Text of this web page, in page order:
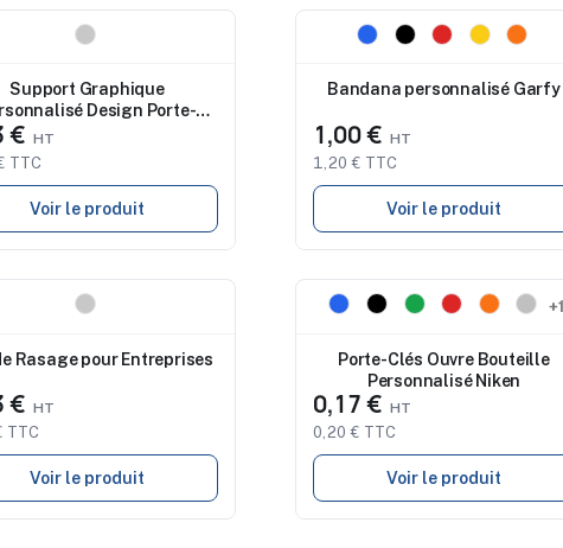
Support Graphique
Design Porte-
Hyrokin pas cher
€
TTC
Voir le produit
Nouveau
Bandana personnalisé Garfy
1,00 €
1,20 € TTC
Voir le produit
Rasage pour Entreprises
€
TTC
Voir le produit
Nouveau +1
Porte-Clés Ouvre Bouteille
Personnalisé Niken
0,17 €
0,20 € TTC
Voir le produit